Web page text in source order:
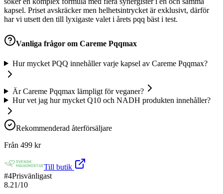
kapsel. Priset avskräcker men helhetsintrycket är exklusivt, därför
har vi utsett den till lyxigaste valet i årets pqq bäst i test.
Vanliga frågor om Careme Pqqmax
Hur mycket PQQ innehåller varje kapsel av Careme Pqqmax?
Är Careme Pqqmax lämpligt för veganer?
Hur vet jag hur mycket Q10 och NADH produkten innehåller?
Rekommenderad återförsäljare
Från 499 kr
Till butik
#4Prisvänligast
8.21/10